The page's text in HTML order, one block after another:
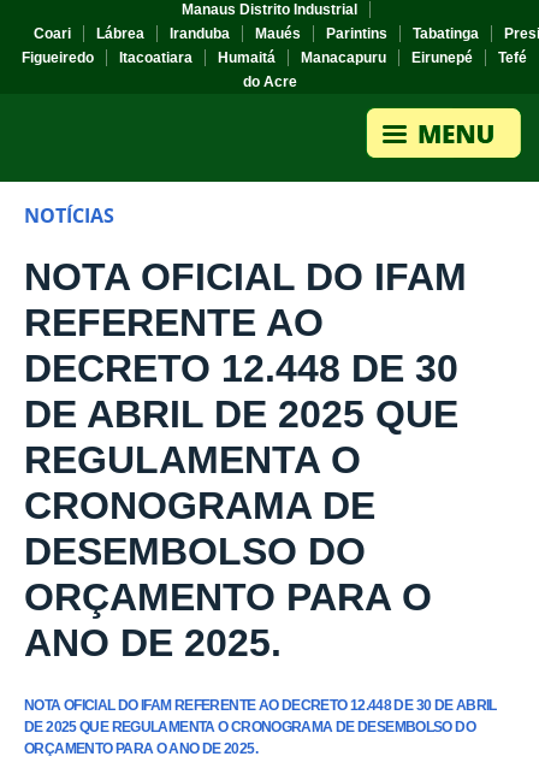
Manaus Distrito Industrial
Coari
Lábrea Iranduba Maués Parintins Tabatinga
Figueiredo
Itacoatiara Humaitá Manacapuru Eirunepé
Tefé
do Acre
NOTÍCIAS
NOTA OFICIAL DO IFAM
REFERENTE AO
DECRETO 12.448 DE 30
DE ABRIL DE 2025 QUE
REGULAMENTA O
CRONOGRAMA DE
DESEMBOLSO DO
ORÇAMENTO PARA O
ANO DE 2025.
NOTA OFICIAL DO IFAM REFERENTE AO DECRETO 12.448 DE 30 DE ABRIL
DE 2025 QUE REGULAMENTA O CRONOGRAMA DE DESEMBOLSO DO
ORÇAMENTO PARA O ANO DE 2025.